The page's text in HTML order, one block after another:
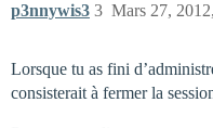
p3nnywis3 Mars 27,
3
Lorsque tu as fini
consisterait à fermer la